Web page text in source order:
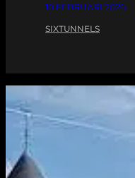
10 FEBRUARI 2026
SIXTUNNELS